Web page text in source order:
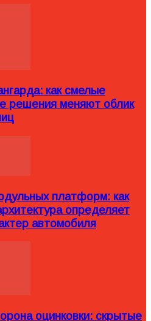
как смелые
решения меняют облик
платформ: как
определяет
автомобиля
оцинковки: скрытые